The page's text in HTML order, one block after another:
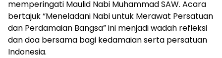
memperingati Maulid Nabi Muhammad SAW. Acara
bertajuk “Meneladani Nabi untuk Merawat Persatuan
dan Perdamaian Bangsa” ini menjadi wadah refleksi
dan doa bersama bagi kedamaian serta persatuan
Indonesia.